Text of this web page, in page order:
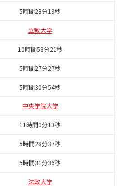
5時間28分19秒
立教大学
10時間58分21秒
5時間27分27秒
5時間30分54秒
中央学院大学
11時間0分13秒
5時間28分37秒
5時間31分36秒
法政大学